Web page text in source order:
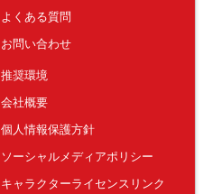
よくある質問
お問い合わせ
推奨環境
会社概要
個人情報保護方針
ソーシャルメディアポリシー
キャラクターライセンスリンク